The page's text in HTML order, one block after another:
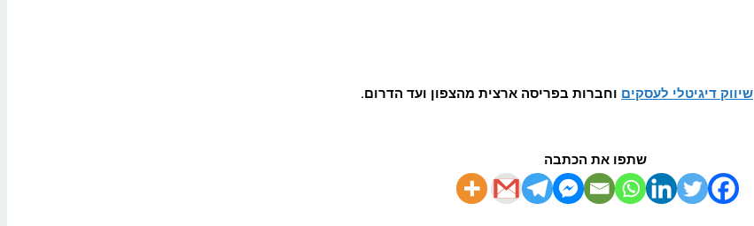
שיווק דיגיטלי לעסקים וחברות בפריסה ארצית מהצפון ועד הדרום.
שתפו את הכתבה